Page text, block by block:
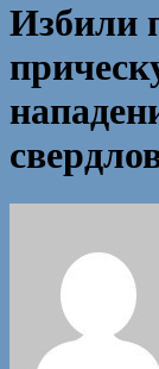
Избили